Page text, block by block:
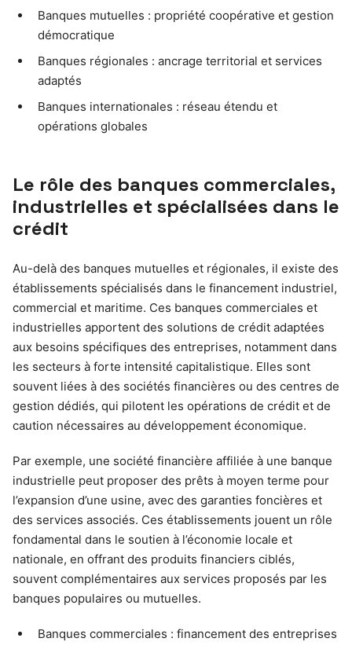
Banques mutuelles : propriété coopérative et gestion
démocratique
Banques régionales : ancrage territorial et services
adaptés
Banques internationales : réseau étendu et
opérations globales
Le rôle des banques commerciales,
industrielles et spécialisées dans le
crédit
Au-delà des banques mutuelles et régionales, il existe des
établissements spécialisés dans le financement industriel,
commercial et maritime. Ces banques commerciales et
industrielles apportent des solutions de crédit adaptées
aux besoins spécifiques des entreprises, notamment dans
les secteurs à forte intensité capitalistique. Elles sont
souvent liées à des sociétés financières ou des centres de
gestion dédiés, qui pilotent les opérations de crédit et de
caution nécessaires au développement économique.
Par exemple, une société financière affiliée à une banque
industrielle peut proposer des prêts à moyen terme pour
l’expansion d’une usine, avec des garanties foncières et
des services associés. Ces établissements jouent un rôle
fondamental dans le soutien à l’économie locale et
nationale, en offrant des produits financiers ciblés,
souvent complémentaires aux services proposés par les
banques populaires ou mutuelles.
Banques commerciales : financement des entreprises